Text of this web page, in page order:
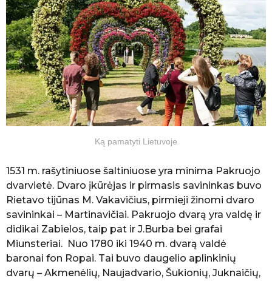
l
b
ė
K
e
l
i
a
u
t
o
Ką pamatyti Lietuvoje
1531 m. rašytiniuose šaltiniuose yra minima Pakruojo
dvarvietė. Dvaro įkūrėjas ir pirmasis savininkas buvo
Rietavo tijūnas M. Vakavičius, pirmieji žinomi dvaro
savininkai – Martinavičiai. Pakruojo dvarą yra valdę ir
didikai Zabielos, taip pat ir J.Burba bei grafai
Miunsteriai. Nuo 1780 iki 1940 m. dvarą valdė
baronai fon Ropai. Tai buvo daugelio aplinkinių
dvarų – Akmenėlių, Naujadvario, Šukionių, Juknaičių,